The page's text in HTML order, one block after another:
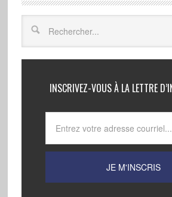
INSCRIVEZ-VOUS À LA LETTRE